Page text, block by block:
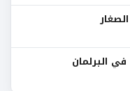
البرلمان